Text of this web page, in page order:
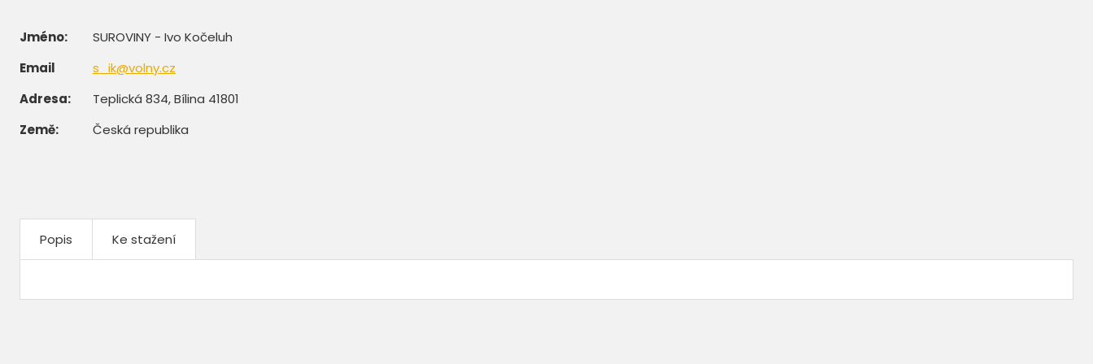
Jméno:
SUROVINY - Ivo Kočeluh
Email
s_ik@volny.cz
Adresa:
Teplická 834, Bílina 41801
Země:
Česká republika
Popis Ke stažení